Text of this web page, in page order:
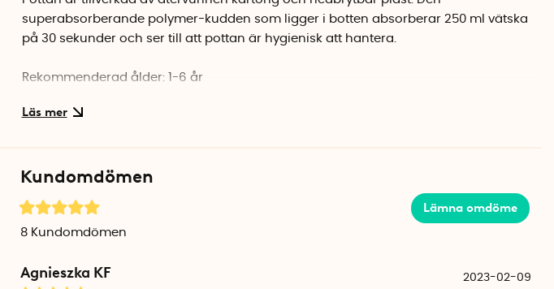
superabsorberande polymer-kudden som ligger i botten absorberar 250 ml vätska
på 30 sekunder och ser till att pottan är hygienisk att hantera.
Rekommenderad ålder: 1-6 år
Mått hopvikt: 16 cm x
Kundomdömen
Lämna omdöme
8 Kundomdömen
Agnieszka KF 2023-02-09